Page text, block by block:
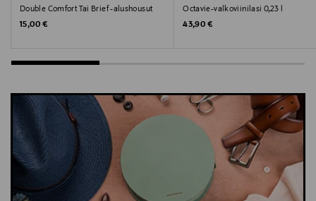
Double Comfort Tai Brief -alushousut
Original Price
15,00 €
Octavie-valkoviinilasi 0,23 l
Original Price
43,90 €